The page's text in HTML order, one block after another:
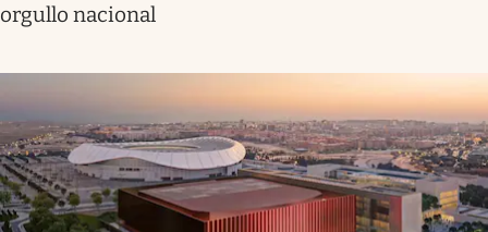
orgullo nacional